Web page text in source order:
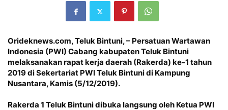
Orideknews.com, Teluk Bintuni, – Persatuan Wartawan
Indonesia (PWI) Cabang kabupaten Teluk Bintuni
melaksanakan rapat kerja daerah (Rakerda) ke-1 tahun
2019 di Sekertariat PWI Teluk Bintuni di Kampung
Nusantara, Kamis (5/12/2019).
Rakerda 1 Teluk Bintuni dibuka langsung oleh Ketua PWI